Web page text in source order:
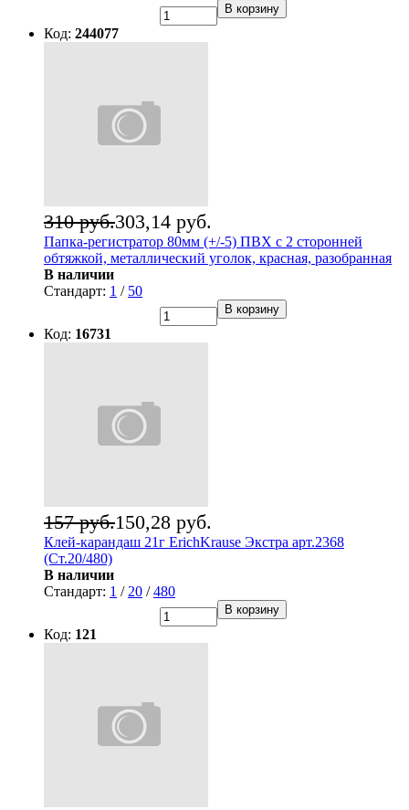
В корзину
Код: 244077
303,14 руб.
310 руб.
Папка-регистратор 80мм (+/-5) ПВХ с 2 сторонней
обтяжкой, металлический уголок, красная, разобранная
В наличии
Стандарт: 1 / 50
В корзину
Код: 16731
150,28 руб.
157 руб.
Клей-карандаш 21г ErichKrause Экстра арт.2368
(Ст.20/480)
В наличии
Стандарт: 1 / 20 /480
В корзину
Код: 121